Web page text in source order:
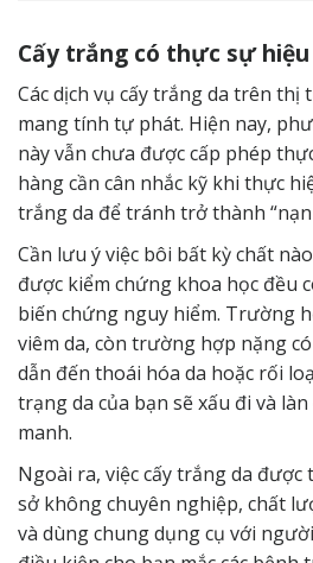
Cấy trắng có thực sự
Các dịch vụ cấy trắng da trên
mang tính tự phát. Hiện nay,
này vẫn chưa được cấp phép
hàng cần cân nhắc kỹ khi thực
trắng da để tránh trở thành “nạn
Cần lưu ý việc bôi bất kỳ chất
được kiểm chứng khoa học đều
biến chứng nguy hiểm. Trường
viêm da, còn trường hợp nặng
dẫn đến thoái hóa da hoặc rối
trạng da của bạn sẽ xấu đi và
manh.
Ngoài ra, việc cấy trắng da
sở không chuyên nghiệp, chất
và dùng chung dụng cụ với